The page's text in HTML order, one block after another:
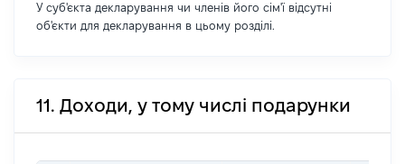
У суб'єкта декларування чи членів його сім'ї відсутні
об'єкти для декларування в цьому розділі.
11. Доходи, у тому числі подарунки